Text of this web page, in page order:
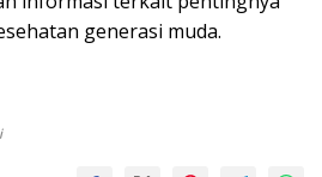
generasi muda.